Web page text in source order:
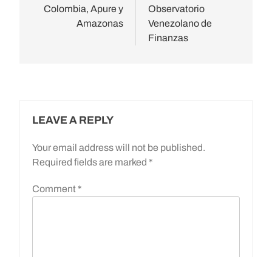
Colombia, Apure y
Amazonas
Observatorio
Venezolano de
Finanzas
LEAVE A REPLY
Your email address will not be published.
Required fields are marked *
Comment *